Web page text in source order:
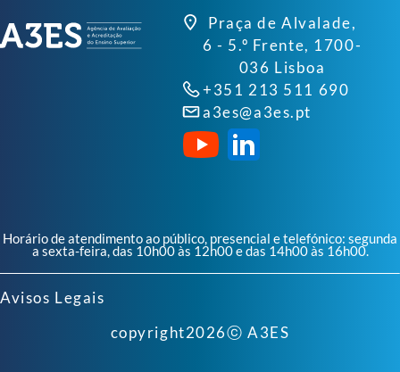
Praça de Alvalade,
6 - 5.º Frente, 1700-
036 Lisboa
+351 213 511 690
a3es@a3es.pt
Horário de atendimento ao público, presencial e telefónico: segunda
a sexta-feira, das 10h00 às 12h00 e das 14h00 às 16h00.
Avisos Legais
copyright2026ⓒ A3ES